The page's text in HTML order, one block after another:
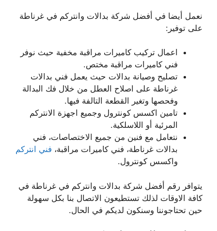
نعمل أيضا في أفضل شركة بدالات وانتركم في غرناطة
على توفير:
اعمال تركيب كاميرات مراقبة مخفية حيث نوفر
فني كاميرات مراقبة مختص.
تصليح وصيانة بدالات حيث يعمل فني بدالات
غرناطة على اصلاح العطل من خلال فك البدالة
وفحصها وتغير القطعة التالفة فيها.
تامين اكسس كونترول وجميع اجهزة الانتركم
المرئية أو اللاسلكية.
نتعامل مع فنين من جميع الاختصاصات، فني
بدالات غرناطة، فني كاميرات مراقبة، فني انتركم
واكسس كونترول.
يتوافر رقم أفضل شركة بدالات وانتركم في غرناطة في
كافة الاوقات لذلك تستطيعون الاتصال بنا بكل سهولة
حين تحتاجوننا وسنكون لديكم في الحال.